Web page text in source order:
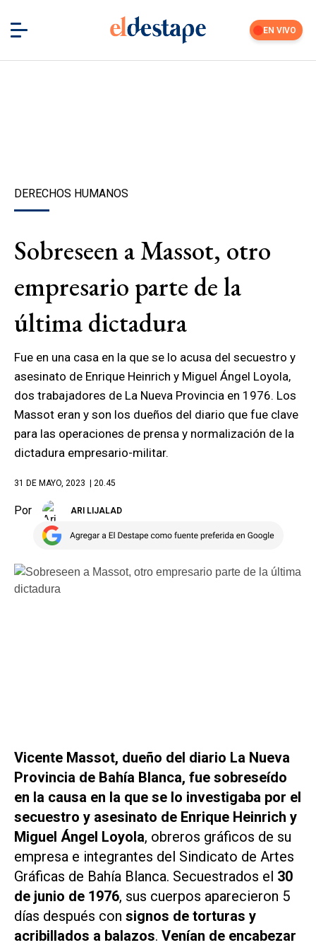
EN VIVO
DERECHOS HUMANOS
Sobreseen a Massot, otro
empresario parte de la
última dictadura
Fue en una casa en la que se lo acusa del secuestro y
asesinato de Enrique Heinrich y Miguel Ángel Loyola,
dos trabajadores de La Nueva Provincia en 1976. Los
Massot eran y son los dueños del diario que fue clave
para las operaciones de prensa y normalización de la
dictadura empresario-militar.
31 DE MAYO, 2023 | 20.45
Por ARI LIJALAD
Vicente Massot, dueño del diario La Nueva
Provincia de Bahía Blanca, fue sobreseído
en la causa en la que se lo investigaba por el
secuestro y asesinato de Enrique Heinrich y
Miguel Ángel Loyola, obreros gráficos de su
empresa e integrantes del Sindicato de Artes
Gráficas de Bahía Blanca. Secuestrados el 30
de junio de 1976, sus cuerpos aparecieron 5
días después con signos de torturas y
acribillados a balazos. Venían de encabezar